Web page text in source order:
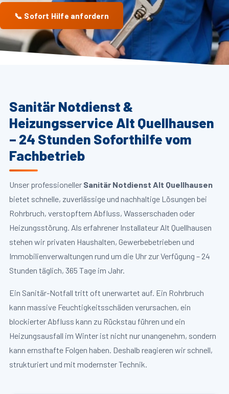
📞 Sofort Hilfe anfordern
Sanitär Notdienst &
Heizungsservice Alt Quellhausen
– 24 Stunden Soforthilfe vom
Fachbetrieb
Unser professioneller Sanitär Notdienst Alt Quellhausen
bietet schnelle, zuverlässige und nachhaltige Lösungen bei
Rohrbruch, verstopftem Abfluss, Wasserschaden oder
Heizungsstörung. Als erfahrener Installateur Alt Quellhausen
stehen wir privaten Haushalten, Gewerbebetrieben und
Immobilienverwaltungen rund um die Uhr zur Verfügung – 24
Stunden täglich, 365 Tage im Jahr.
Ein Sanitär-Notfall tritt oft unerwartet auf. Ein Rohrbruch
kann massive Feuchtigkeitsschäden verursachen, ein
blockierter Abfluss kann zu Rückstau führen und ein
Heizungsausfall im Winter ist nicht nur unangenehm, sondern
kann ernsthafte Folgen haben. Deshalb reagieren wir schnell,
strukturiert und mit modernster Technik.